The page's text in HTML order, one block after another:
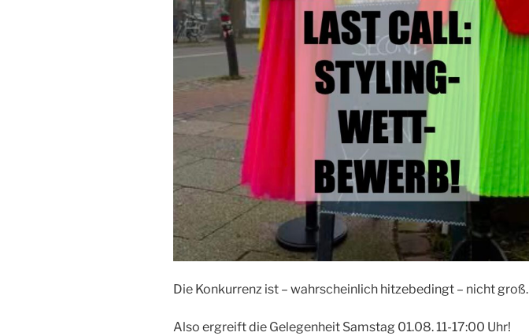
Die Konkurrenz ist – wahrscheinlich hitzebedingt – nicht groß.
Also ergreift die Gelegenheit Samstag 01.08. 11-17:00 Uhr!